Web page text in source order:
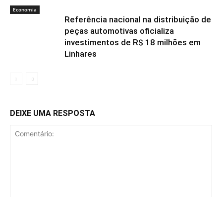
Economia
Referência nacional na distribuição de
peças automotivas oficializa
investimentos de R$ 18 milhões em
Linhares
DEIXE UMA RESPOSTA